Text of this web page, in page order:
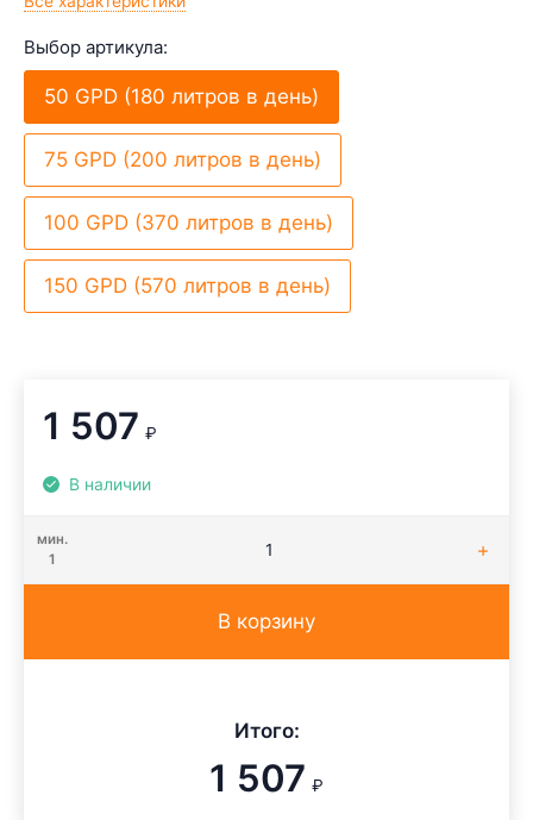
Выбор артикула:
50 GPD (180 литров в день)
75 GPD (200 литров в день)
100 GPD (370 литров в день)
150 GPD (570 литров в день)
1 507 ₽
В наличии
мин.
1
В корзину
Итого:
1 507 ₽